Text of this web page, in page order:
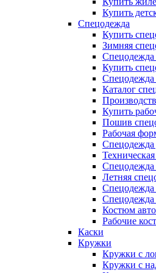
Купить
Спецодежда
Купить
Зимняя
Купить
Спецодежда
Каталог
Купить
Пошив
Рабочая
Спецодежда
Спецодежда
Летняя
Спецодежда
Спецодежда
Костюм
Рабочие
Каски
Кружки
Кружки с
Кружки с